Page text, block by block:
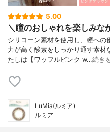
5.00
＼瞳のおしゃれを楽しみな
シリコーン素材を使用し、瞳へ
力が高く酸素をしっかり通す素
たしは【ワッフルピンク w…続き
LuMia(ルミア)
ルミア